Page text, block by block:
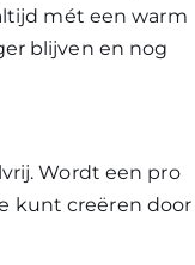
mét een warm
blijven en nog
Wordt een pro
kunt creëren door